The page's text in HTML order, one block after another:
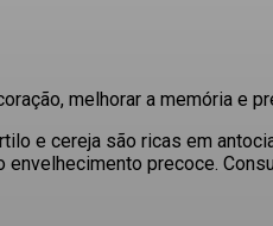
melhorar a memória e
e cereja são ricas em
envelhecimento precoce.